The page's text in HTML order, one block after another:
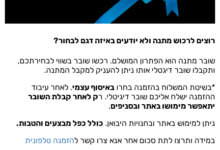
רוצים לרכוש מתנה ולא יודעים באיזה דגם לבחור?
שובר מתנה הוא הפתרון המושלם. רכשו שובר בשווי לבחירתכם,
ותקבלו שובר דיגטלי אותו ניתן להעניק למקבל המתנה.
*בשיטת המשלוח בהזמנה בחרו באיסוף עצמי. לאחר עיבוד
ההזמנה ישלח אליכם שובר דיגיטלי. רק לאחר קבלת השובר
יתאפשר מימושו באתר ובסניפים.
ניתן למימוש באתר ובחנויות היבואן. כולל כפל מבצעים והטבות.
במידה ותרצו לתת סכום אחר אנא צרו קשר להזמנה טלפונית